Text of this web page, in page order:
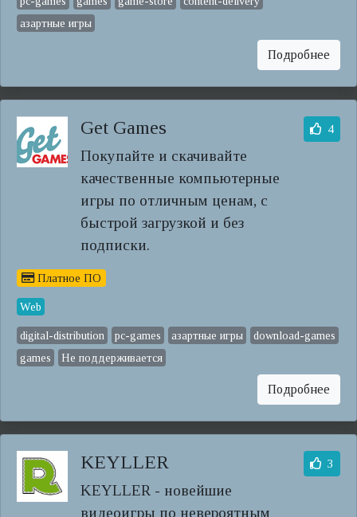
азартные игры
Подробнее
Get Games
Покупайте и скачивайте
качественные компьютерные
игры по отличным ценам, с
быстрой загрузкой и без
подписки.
4
Платное ПО
Web
digital-distribution pc-games азартные игры
download-games
games
Не поддерживается
Подробнее
KEYLLER
KEYLLER - новейшие
видеоигры по невероятным
3